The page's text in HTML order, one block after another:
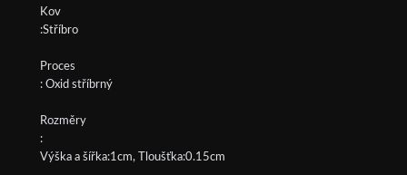
Kov
:Stříbro
Proces
: Oxid stříbrný
Rozměry
:
Výška a šířka:1cm, Tloušťka:0.15cm